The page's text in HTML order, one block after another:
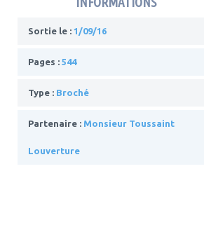
Sortie le : 1/09/16
Pages : 544
Type : Broché
Partenaire : Monsieur Toussaint
Louverture